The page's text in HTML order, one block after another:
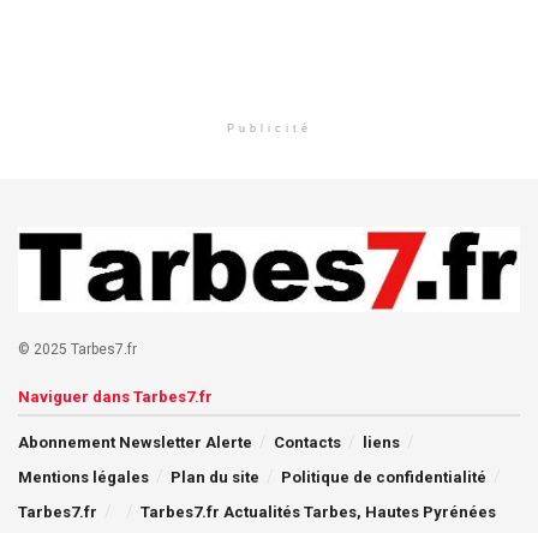
Publicité
© 2025 Tarbes7.fr
Naviguer dans Tarbes7.fr
Abonnement Newsletter Alerte Contacts
liens
Mentions légales
Plan du site
Politique de confidentialité
Tarbes7.fr
Tarbes7.fr Actualités Tarbes, Hautes Pyrénées